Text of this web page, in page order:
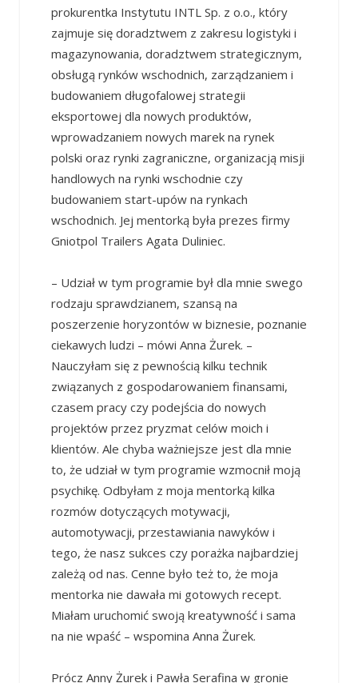
prokurentka Instytutu INTL Sp. z o.o., który
zajmuje się doradztwem z zakresu logistyki i
magazynowania, doradztwem strategicznym,
obsługą rynków wschodnich, zarządzaniem i
budowaniem długofalowej strategii
eksportowej dla nowych produktów,
wprowadzaniem nowych marek na rynek
polski oraz rynki zagraniczne, organizacją misji
handlowych na rynki wschodnie czy
budowaniem start-upów na rynkach
wschodnich. Jej mentorką była prezes firmy
Gniotpol Trailers Agata Duliniec.
– Udział w tym programie był dla mnie swego
rodzaju sprawdzianem, szansą na
poszerzenie horyzontów w biznesie, poznanie
ciekawych ludzi – mówi Anna Żurek. –
Nauczyłam się z pewnością kilku technik
związanych z gospodarowaniem finansami,
czasem pracy czy podejścia do nowych
projektów przez pryzmat celów moich i
klientów. Ale chyba ważniejsze jest dla mnie
to, że udział w tym programie wzmocnił moją
psychikę. Odbyłam z moja mentorką kilka
rozmów dotyczących motywacji,
automotywacji, przestawiania nawyków i
tego, że nasz sukces czy porażka najbardziej
zależą od nas. Cenne było też to, że moja
mentorka nie dawała mi gotowych recept.
Miałam uruchomić swoją kreatywność i sama
na nie wpaść – wspomina Anna Żurek.
Prócz Anny Żurek i Pawła Serafina w gronie